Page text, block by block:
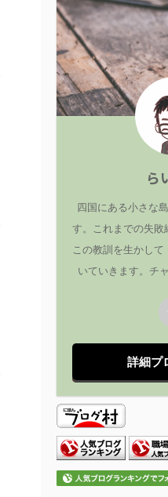
ら
四国にある小さな
す。これまでの失敗
この教訓を生かし
いていきます。チ
詳細プ